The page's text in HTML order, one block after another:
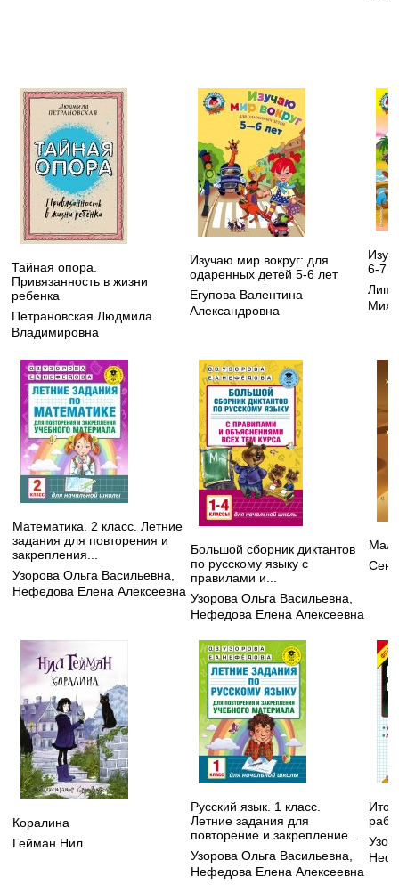
Тайная опора.
Привязанность в жизни
ребенка
Петрановская Людмила
Владимировна
Изучаю мир вокруг: для
одаренных детей 5-6 лет
Егупова Валентина
Александровна
6-7
Математика. 2 класс. Летние
задания для повторения и
закрепления...
Узорова Ольга Васильевна
Нефедова Елена Алексеевна
Большой сборник диктантов
по русскому языку с
правилами и...
Узорова Ольга Васильевна
Нефедова Елена Алексеевна
Коралина
Гейман Нил
Русский язык. 1 класс.
Летние задания для
повторение и закрепление...
Узорова Ольга Васильевна
Нефедова Елена Алексеевна